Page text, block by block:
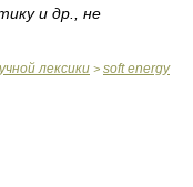
и др., не
лексики > soft energy